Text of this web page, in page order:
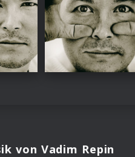
von Vadim Repin